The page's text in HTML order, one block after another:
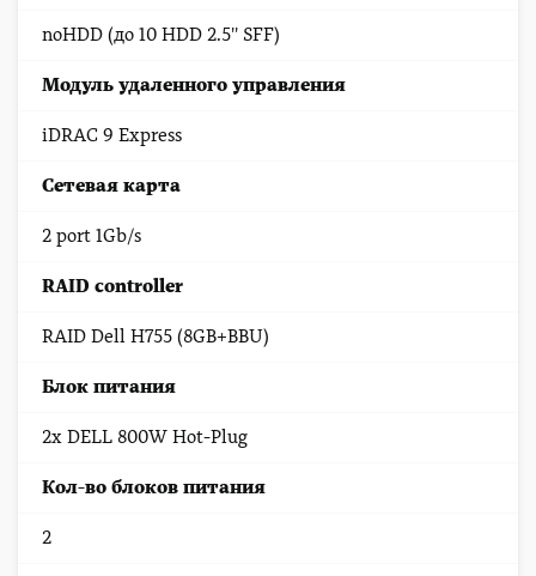
noHDD (до 10 HDD 2.5'' SFF)
Модуль удаленного управления
iDRAC 9 Express
Сетевая карта
2 port 1Gb/s
RAID controller
RAID Dell H755 (8GB+BBU)
Блок питания
2x DELL 800W Hot-Plug
Кол-во блоков питания
2